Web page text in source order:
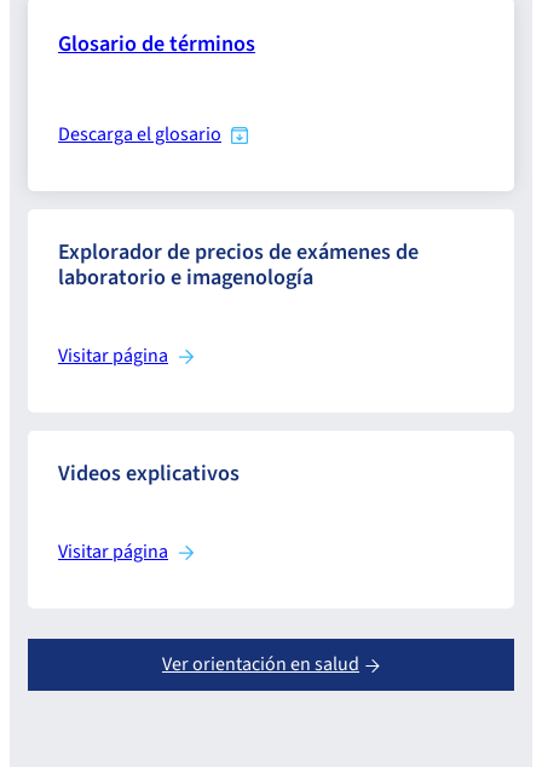
Glosario de términos
Descarga el glosario
Explorador de precios de exámenes de
laboratorio e imagenología
Visitar página
Videos explicativos
Visitar página
Ver orientación en salud